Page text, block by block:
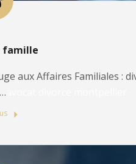
famille
aux Affaires Familiales :